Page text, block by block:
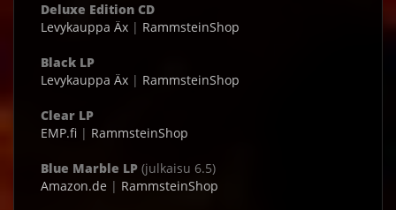
Deluxe Edition CD
Levykauppa Äx | RammsteinShop
Black LP
Levykauppa Äx | RammsteinShop
Clear LP
EMP.fi | RammsteinShop
Blue Marble LP (julkaisu 6.5)
Amazon.de | RammsteinShop